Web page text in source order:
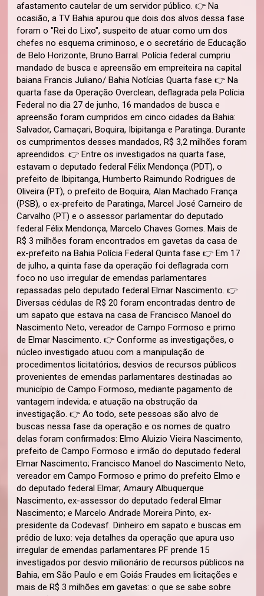
afastamento cautelar de um servidor público. 👉 Na
ocasião, a TV Bahia apurou que dois dos alvos dessa fase
foram o "Rei do Lixo", suspeito de atuar como um dos
chefes no esquema criminoso, e o secretário de Educação
de Belo Horizonte, Bruno Barral. Polícia federal cumpriu
mandado de busca e apreensão em empreiteira na capital
baiana Francis Juliano/ Bahia Notícias Quarta fase 👉 Na
quarta fase da Operação Overclean, deflagrada pela Polícia
Federal no dia 27 de junho, 16 mandados de busca e
apreensão foram cumpridos em cinco cidades da Bahia:
Salvador, Camaçari, Boquira, Ibipitanga e Paratinga. Durante
os cumprimentos desses mandados, R$ 3,2 milhões foram
apreendidos. 👉 Entre os investigados na quarta fase,
estavam o deputado federal Félix Mendonça (PDT), o
prefeito de Ibipitanga, Humberto Raimundo Rodrigues de
Oliveira (PT), o prefeito de Boquira, Alan Machado França
(PSB), o ex-prefeito de Paratinga, Marcel José Carneiro de
Carvalho (PT) e o assessor parlamentar do deputado
federal Félix Mendonça, Marcelo Chaves Gomes. Mais de
R$ 3 milhões foram encontrados em gavetas da casa de
ex-prefeito na Bahia Polícia Federal Quinta fase 👉 Em 17
de julho, a quinta fase da operação foi deflagrada com
foco no uso irregular de emendas parlamentares
repassadas pelo deputado federal Elmar Nascimento. 👉
Diversas cédulas de R$ 20 foram encontradas dentro de
um sapato que estava na casa de Francisco Manoel do
Nascimento Neto, vereador de Campo Formoso e primo
de Elmar Nascimento. 👉 Conforme as investigações, o
núcleo investigado atuou com a manipulação de
procedimentos licitatórios; desvios de recursos públicos
provenientes de emendas parlamentares destinadas ao
município de Campo Formoso, mediante pagamento de
vantagem indevida; e atuação na obstrução da
investigação. 👉 Ao todo, sete pessoas são alvo de
buscas nessa fase da operação e os nomes de quatro
delas foram confirmados: Elmo Aluizio Vieira Nascimento,
prefeito de Campo Formoso e irmão do deputado federal
Elmar Nascimento; Francisco Manoel do Nascimento Neto,
vereador em Campo Formoso e primo do prefeito Elmo e
do deputado federal Elmar; Amaury Albuquerque
Nascimento, ex-assessor do deputado federal Elmar
Nascimento; e Marcelo Andrade Moreira Pinto, ex-
presidente da Codevasf. Dinheiro em sapato e buscas em
prédio de luxo: veja detalhes da operação que apura uso
irregular de emendas parlamentares PF prende 15
investigados por desvio milionário de recursos públicos na
Bahia, em São Paulo e em Goiás Fraudes em licitações e
mais de R$ 3 milhões em gavetas: o que se sabe sobre